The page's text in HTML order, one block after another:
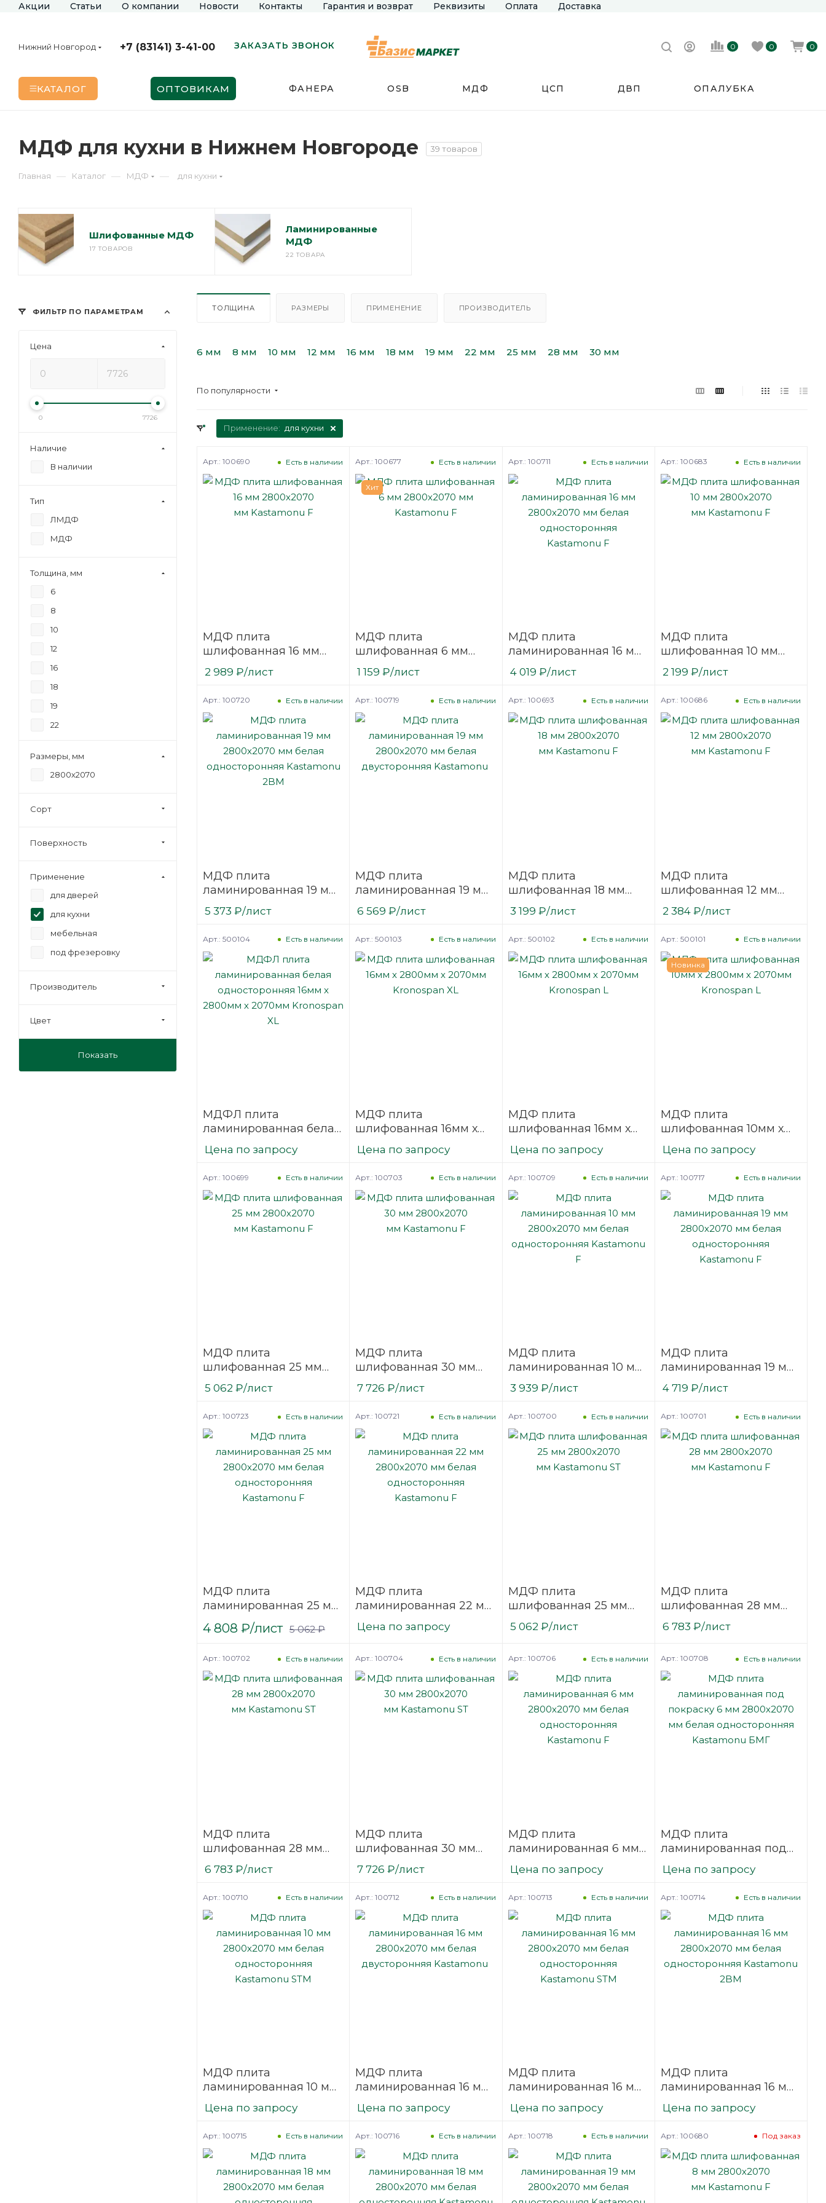
Акции Статьи О компании Новости Контакты Гарантия и возврат Реквизиты Оплата Доставка
Нижний Новгород +7 (83141) 3-41-00 ЗАКАЗАТЬ ЗВОНОК 0 0 0
КАТАЛОГ ОПТОВИКАМ ФАНЕРА OSB МДФ ЦСП ДВП ОПАЛУБКА
МДФ для кухни в Нижнем Новгороде 39 товаров
Главная — Каталог — МДФ — для кухни
Шлифованные МДФ
17 ТОВАРОВ
Ламинированные
МДФ
22 ТОВАРА
ТОЛЩИНА РАЗМЕРЫ ПРИМЕНЕНИЕ ПРОИЗВОДИТЕЛЬ
6 мм 8 мм 10 мм 12 мм 16 мм 18 мм 19 мм 22 мм 25 мм 28 мм 30 мм
По популярности
Применение: для кухни
МДФ плита
шлифованная 16 мм
2800х2070
мм Kastamonu F
Есть в наличии
Арт.: 100690
2 989 ₽/лист
Хит
МДФ плита
шлифованная 6 мм
2800х2070 мм
Kastamonu F
Есть в наличии
Арт.: 100677
1 159 ₽/лист
МДФ плита
ламинированная 16 мм
2800х2070 мм белая
односторонняя
Есть в наличии
Арт.: 100711
4 019 ₽/лист
МДФ плита
шлифованная 10 мм
2800х2070
мм Kastamonu F
Есть в наличии
Арт.: 100683
2 199 ₽/лист
МДФ плита
ламинированная 19 мм
2800х2070 мм белая
односторонняя
Есть в наличии
Арт.: 100720
5 373 ₽/лист
МДФ плита
ламинированная 19 мм
2800х2070 мм белая
двусторонняя
Есть в наличии
Арт.: 100719
6 569 ₽/лист
МДФ плита
шлифованная 18 мм
2800х2070
мм Kastamonu F
Есть в наличии
Арт.: 100693
3 199 ₽/лист
МДФ плита
шлифованная 12 мм
2800х2070
мм Kastamonu F
Есть в наличии
Арт.: 100686
2 384₽/лист
МДФЛ плита
ламинированная белая
односторонняя 16мм x
2800мм х 2070мм
Есть в наличии
Арт.: 500104
Цена по запросу
МДФ плита
шлифованная 16мм х
2800мм х 2070мм
Kronospan XL
Есть в наличии
Арт.: 500103
Цена по запросу
МДФ плита
шлифованная 16мм х
2800мм х 2070мм
Kronospan L
Есть в наличии
Арт.: 500102
Цена по запросу
Новинка
МДФ плита
шлифованная 10мм х
2800мм х 2070мм
Kronospan L
Есть в наличии
Арт.: 500101
Цена по запросу
МДФ плита
шлифованная 25 мм
2800х2070
мм Kastamonu F
Есть в наличии
Арт.: 100699
5 062 ₽/лист
МДФ плита
шлифованная 30 мм
2800х2070
мм Kastamonu F
Есть в наличии
Арт.: 100703
7 726 ₽/лист
МДФ плита
ламинированная 10 мм
2800х2070 мм белая
односторонняя
Есть в наличии
Арт.: 100709
3 939 ₽/лист
МДФ плита
ламинированная 19 мм
2800х2070 мм белая
односторонняя
Есть в наличии
Арт.: 100717
4 719 ₽/лист
МДФ плита
ламинированная 25 мм
2800х2070 мм белая
односторонняя
Есть в наличии
Арт.: 100723
4 808 ₽/лист 5 062₽
МДФ плита
ламинированная 22 мм
2800х2070 мм белая
односторонняя
Есть в наличии
Арт.: 100721
Цена по запросу
МДФ плита
шлифованная 25 мм
2800х2070
мм Kastamonu ST
Есть в наличии
Арт.: 100700
5 062 ₽/лист
МДФ плита
шлифованная 28 мм
2800х2070
мм Kastamonu F
Есть в наличии
Арт.: 100701
6 783 ₽/лист
МДФ плита
шлифованная 28 мм
2800х2070
мм Kastamonu ST
Есть в наличии
Арт.: 100702
6 783 ₽/лист
МДФ плита
шлифованная 30 мм
2800х2070
мм Kastamonu ST
Есть в наличии
Арт.: 100704
7 726 ₽/лист
МДФ плита
ламинированная 6 мм
2800х2070 мм белая
односторонняя
Есть в наличии
Арт.: 100706
Цена по запросу
МДФ плита
ламинированная под
покраску 6 мм
2800х2070 мм белая
Kastamonu БМГ
Есть в наличии
Арт.: 100708
Цена по запросу
МДФ плита
ламинированная 10 мм
2800х2070 мм белая
односторонняя
Есть в наличии
Арт.: 100710
Цена по запросу
МДФ плита
ламинированная 16 мм
2800х2070 мм белая
двусторонняя
Есть в наличии
Арт.: 100712
Цена по запросу
МДФ плита
ламинированная 16 мм
2800х2070 мм белая
односторонняя
Есть в наличии
Арт.: 100713
Цена по запросу
МДФ плита
ламинированная 16 мм
2800х2070 мм белая
односторонняя
Есть в наличии
Арт.: 100714
Цена по запросу
Есть в наличии
Арт.: 100715 Есть в наличии
Арт.: 100716 Есть в наличии
Арт.: 100718 Под заказ
Арт.: 100680
ФИЛЬТР ПО ПАРАМЕТРАМ
Цена
0 7726
Наличие
В наличии
Тип
ЛМДФ
МДФ
Толщина, мм
6
8
10
12
16
18
19
22
28
Размеры, мм
2800х2070
Сорт
Поверхность
Применение
для дверей
для кухни
мебельная
под фрезеровку
Производитель
Цвет
Показать